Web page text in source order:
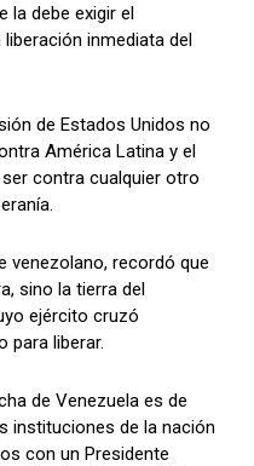
la debe exigir el
inmediata del
de Estados Unidos no
América Latina y el
contra cualquier otro
venezolano, recordó que
sino la tierra del
ejército cruzó
para liberar.
de Venezuela es de
instituciones de la nación
con un Presidente